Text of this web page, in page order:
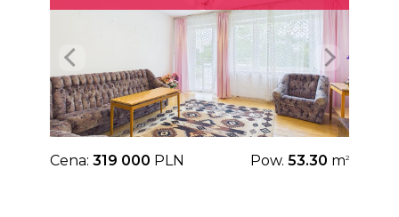
Cena: 319 000 PLN Pow. 53.30 m2